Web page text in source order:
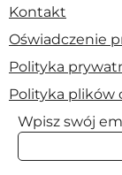
Kontakt
Oświadczenie
Polityka
Polityka plików
Wpisz swój